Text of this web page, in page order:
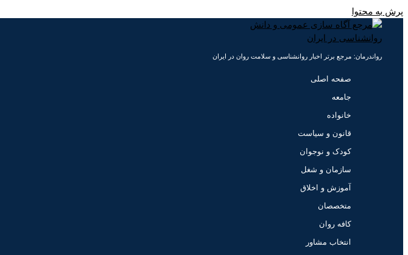
پرش به محتوا
رواندرمان: مرجع برتر اخبار روانشناسی و سلامت روان در ایران
صفحه اصلی
جامعه
خانواده
قانون و سیاست
کودک و نوجوان
سازمان و شغل
آموزش و اخلاق
متخصصان
کافه روان
انتخاب مشاور